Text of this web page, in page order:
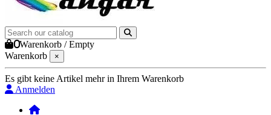
0Warenkorb /Empty
Warenkorb
×
Es gibt keine Artikel mehr in Ihrem Warenkorb
Anmelden